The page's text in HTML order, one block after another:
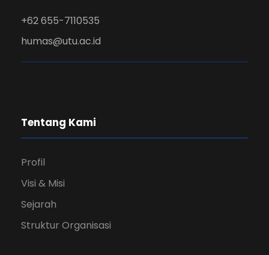
+62 655-7110535
humas@utu.ac.id
Tentang Kami
Profil
Visi & Misi
Sejarah
Struktur Organisasi